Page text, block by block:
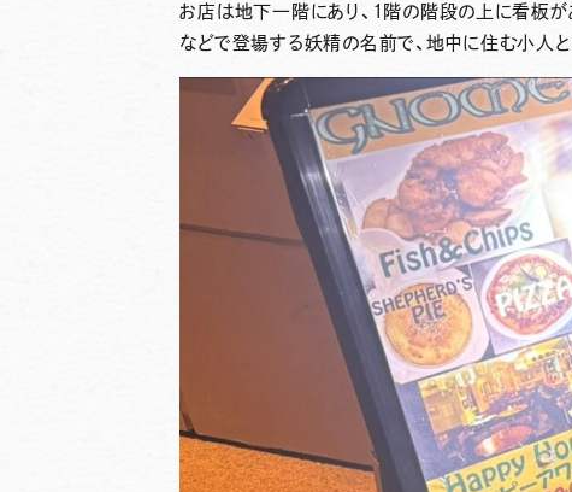
お店は地下一階にあり、1階の階段の上に看板が
などで登場する妖精の名前で、地中に住む小人と